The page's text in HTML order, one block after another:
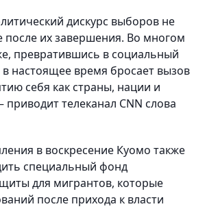
дискурс выборов не
после их завершения. Во многом
превратившись в социальный
настоящее время бросает вызов
себя как страны, нации и
телеканал CNN слова
в воскресение Куомо также
специальный фонд
для мигрантов, которые
после прихода к власти